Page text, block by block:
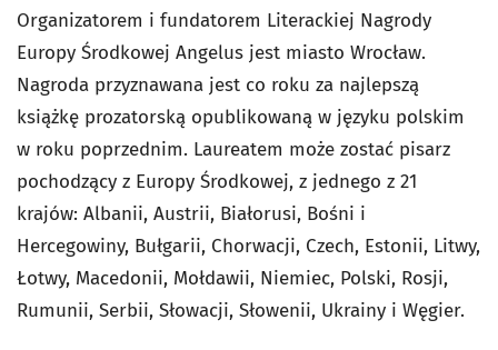
Organizatorem i fundatorem Literackiej Nagrody
Europy Środkowej Angelus jest miasto Wrocław.
Nagroda przyznawana jest co roku za najlepszą
książkę prozatorską opublikowaną w języku polskim
w roku poprzednim. Laureatem może zostać pisarz
pochodzący z Europy Środkowej, z jednego z 21
krajów: Albanii, Austrii, Białorusi, Bośni i
Hercegowiny, Bułgarii, Chorwacji, Czech, Estonii, Litwy,
Łotwy, Macedonii, Mołdawii, Niemiec, Polski, Rosji,
Rumunii, Serbii, Słowacji, Słowenii, Ukrainy i Węgier.